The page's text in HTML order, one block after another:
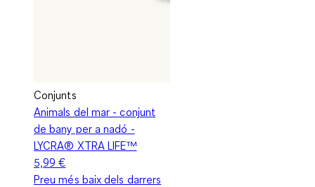
Conjunts
Animals del mar - conjunt
de bany per a nadó -
LYCRA® XTRA LIFE™
5,99 €
Preu més baix dels darrers